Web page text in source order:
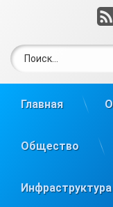
Главная
Общество
Инфраструктура